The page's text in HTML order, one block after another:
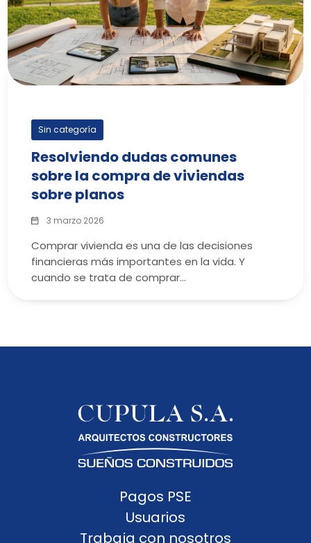
Sin categoría
Resolviendo dudas comunes
sobre la compra de viviendas
sobre planos
3 marzo 2026
Comprar vivienda es una de las decisiones
financieras más importantes en la vida. Y
cuando se trata de comprar…
Pagos PSE
Usuarios
Trabaja con nosotros